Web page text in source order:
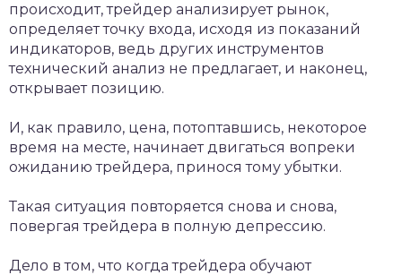
происходит, трейдер анализирует рынок,
определяет точку входа, исходя из показаний
индикаторов, ведь других инструментов
технический анализ не предлагает, и наконец,
открывает позицию.
И, как правило, цена, потоптавшись, некоторое
время на месте, начинает двигаться вопреки
ожиданию трейдера, принося тому убытки.
Такая ситуация повторяется снова и снова,
повергая трейдера в полную депрессию.
Дело в том, что когда трейдера обучают